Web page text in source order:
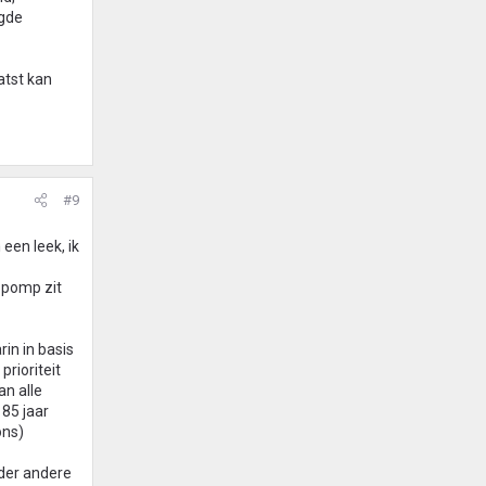
kan
#9
leek, ik
zit
in basis
prioriteit
alle
jaar
andere